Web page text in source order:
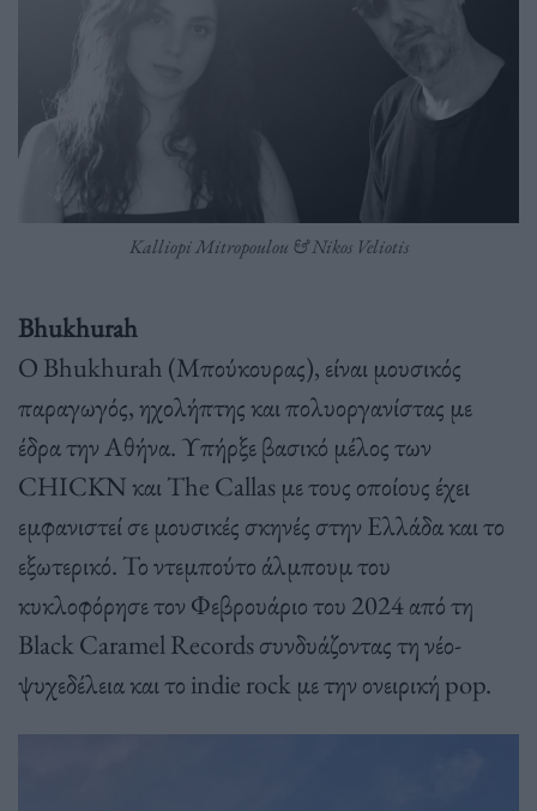
Kalliopi Mitropoulou & Nikos Veliotis
Bhukhurah
Ο Bhukhurah (Μπούκουρας), είναι µουσικός
παραγωγός, ηχολήπτης και πολυοργανίστας µε
έδρα την Αθήνα. Υπήρξε βασικό μέλος των
CHICKN και The Callas με τους οποίους έχει
εμφανιστεί σε μουσικές σκηνές στην Ελλάδα και το
εξωτερικό. Το ντεμπούτο άλμπουμ του
κυκλοφόρησε τον Φεβρουάριο του 2024 από τη
Black Caramel Records συνδυάζοντας τη νέο-
ψυχεδέλεια και το indie rock με την ονειρική pop.